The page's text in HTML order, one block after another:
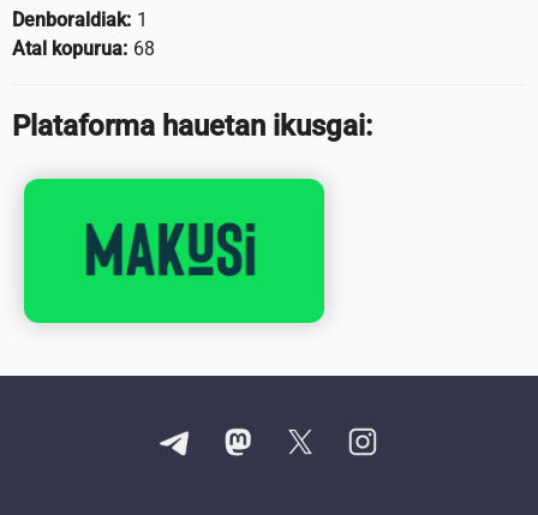
Denboraldiak: 1
Atal kopurua: 68
Plataforma hauetan ikusgai: